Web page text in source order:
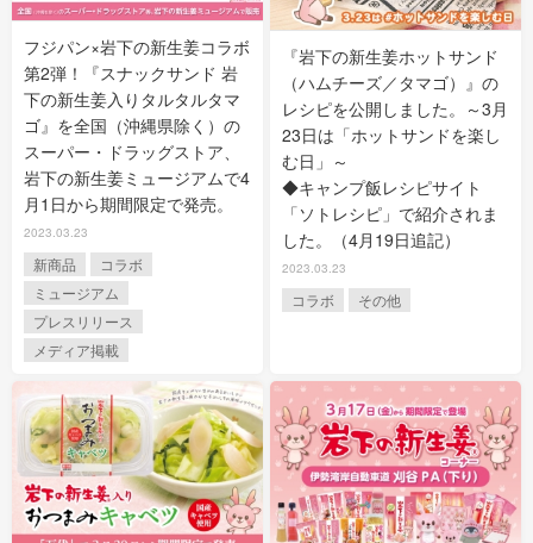
採用情報 本社所在地
> その他
岩下の新生姜について 岩下のらっきょうにつ
岩下の新生姜万年筆インク 書く描くコンテ
スト
岩下の新生姜Sing＆
～ニュージンジャーイ
フジパン×岩下の新生姜コラボ
第2弾！『スナックサンド 岩
下の新生姜入りタルタルタマ
ゴ』を全国（沖縄県除く）の
スーパー・ドラッグストア、
岩下の新生姜ミュージアムで4
月1日から期間限定で発売。
2023.03.23
新商品
コラボ
ミュージアム
プレスリリース
メディア掲載
『岩下の新生姜ホットサンド
（ハムチーズ／タマゴ）』の
レシピを公開しました。～3月
23日は「ホットサンドを楽し
む日」～
◆キャンプ飯レシピサイト
「ソトレシピ」で紹介されま
した。（4月19日追記）
2023.03.23
コラボ その他